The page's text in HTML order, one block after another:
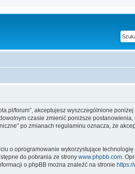
forum”, akceptujesz wyszczególnione
czasie zmienić poniższe
po zmianach regulaminu oznacza, że
o oprogramowanie wykorzystujące
do pobrania ze strony www.phpbb.com.
o phpBB można znaleźć na stronie